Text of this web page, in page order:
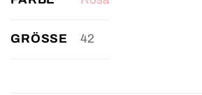
GRÖSSE 42